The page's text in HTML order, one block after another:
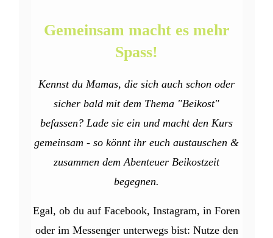
Gemeinsam macht es mehr
Spass!
Kennst du Mamas, die sich auch schon oder
sicher bald mit dem Thema "Beikost"
befassen? Lade sie ein und macht den Kurs
gemeinsam - so könnt ihr euch austauschen &
zusammen dem Abenteuer Beikostzeit
begegnen.
Egal, ob du auf Facebook, Instagram, in Foren
oder im Messenger unterwegs bist: Nutze den